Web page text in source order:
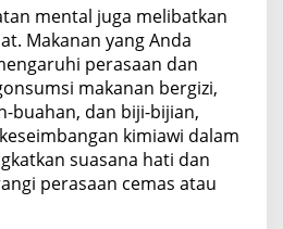
mental juga melibatkan
Makanan yang Anda
perasaan dan
makanan bergizi,
buahan, dan biji-bijian,
kimiawi dalam
suasana hati dan
perasaan cemas atau